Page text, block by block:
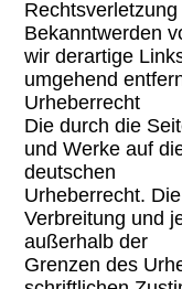
Bekanntwerden
wir derartige
umgehend
Urheberrecht
Die durch die
und Werke auf
deutschen
Urheberrecht.
Verbreitung und
außerhalb der
Grenzen des